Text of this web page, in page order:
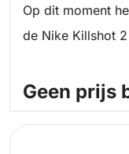
Op dit moment
de Nike Killshot
Geen prijs